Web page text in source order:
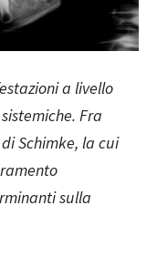
a livello
Fra
Schimke, la cui
sulla